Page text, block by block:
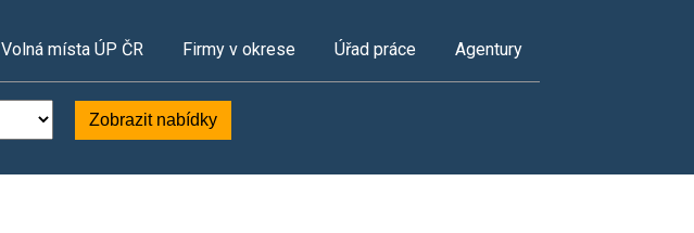
Volná místa ÚP ČR Firmy v okrese Úřad práce Agentury
Zobrazit nabídky